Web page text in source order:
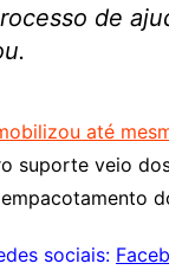
de
até
suporte veio
sociais: